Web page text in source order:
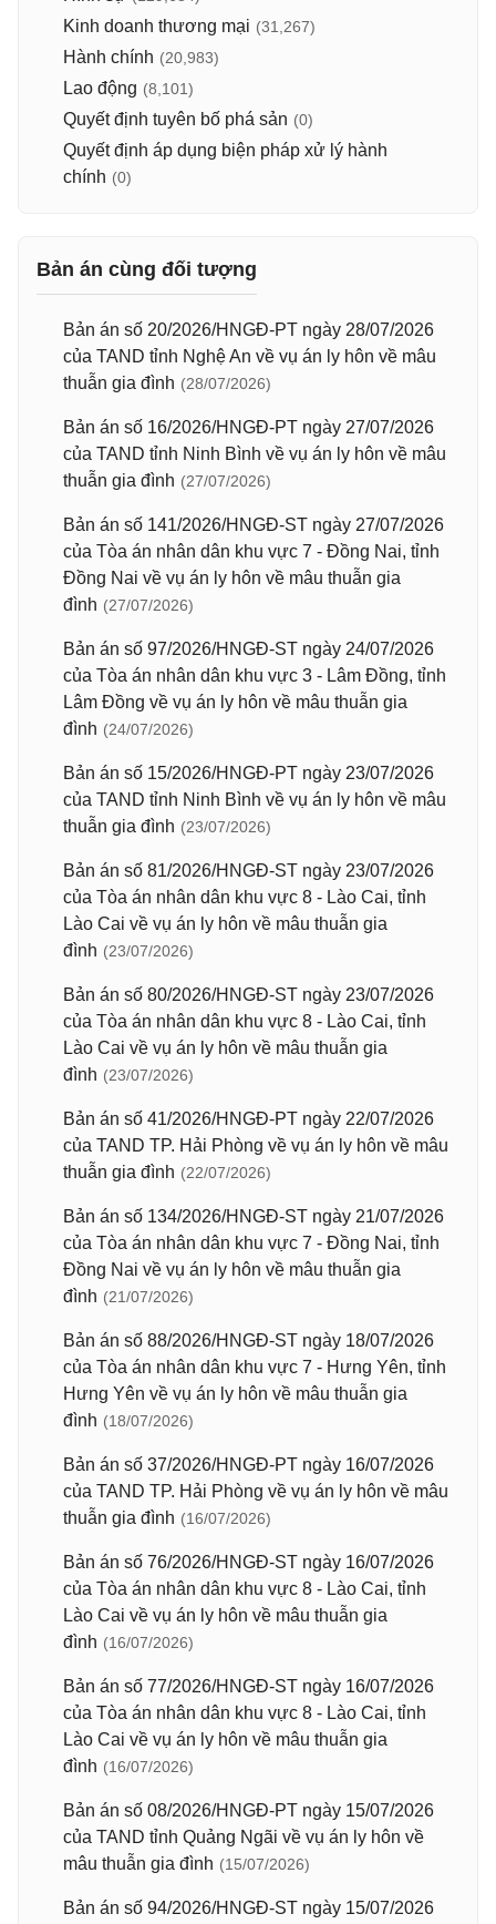
Kinh doanh thương mại (31,267)
Hành chính (20,983)
Lao động (8,101)
Quyết định tuyên bố phá sản (0)
Quyết định áp dụng biện pháp xử lý hành
chính (0)
Bản án cùng đối tượng
Bản án số 20/2026/HNGĐ-PT ngày 28/07/2026
của TAND tỉnh Nghệ An về vụ án ly hôn về mâu
thuẫn gia đình (28/07/2026)
Bản án số 16/2026/HNGĐ-PT ngày 27/07/2026
của TAND tỉnh Ninh Bình về vụ án ly hôn về mâu
thuẫn gia đình (27/07/2026)
Bản án số 141/2026/HNGĐ-ST ngày 27/07/2026
của Tòa án nhân dân khu vực 7 - Đồng Nai, tỉnh
Đồng Nai về vụ án ly hôn về mâu thuẫn gia
đình (27/07/2026)
Bản án số 97/2026/HNGĐ-ST ngày 24/07/2026
của Tòa án nhân dân khu vực 3 - Lâm Đồng, tỉnh
Lâm Đồng về vụ án ly hôn về mâu thuẫn gia
đình (24/07/2026)
Bản án số 15/2026/HNGĐ-PT ngày 23/07/2026
của TAND tỉnh Ninh Bình về vụ án ly hôn về mâu
thuẫn gia đình (23/07/2026)
Bản án số 81/2026/HNGĐ-ST ngày 23/07/2026
của Tòa án nhân dân khu vực 8 - Lào Cai, tỉnh
Lào Cai về vụ án ly hôn về mâu thuẫn gia
đình (23/07/2026)
Bản án số 80/2026/HNGĐ-ST ngày 23/07/2026
của Tòa án nhân dân khu vực 8 - Lào Cai, tỉnh
Lào Cai về vụ án ly hôn về mâu thuẫn gia
đình (23/07/2026)
Bản án số 41/2026/HNGĐ-PT ngày 22/07/2026
của TAND TP. Hải Phòng về vụ án ly hôn về mâu
thuẫn gia đình (22/07/2026)
Bản án số 134/2026/HNGĐ-ST ngày 21/07/2026
của Tòa án nhân dân khu vực 7 - Đồng Nai, tỉnh
Đồng Nai về vụ án ly hôn về mâu thuẫn gia
đình (21/07/2026)
Bản án số 88/2026/HNGĐ-ST ngày 18/07/2026
của Tòa án nhân dân khu vực 7 - Hưng Yên, tỉnh
Hưng Yên về vụ án ly hôn về mâu thuẫn gia
đình (18/07/2026)
Bản án số 37/2026/HNGĐ-PT ngày 16/07/2026
của TAND TP. Hải Phòng về vụ án ly hôn về mâu
thuẫn gia đình (16/07/2026)
Bản án số 76/2026/HNGĐ-ST ngày 16/07/2026
của Tòa án nhân dân khu vực 8 - Lào Cai, tỉnh
Lào Cai về vụ án ly hôn về mâu thuẫn gia
đình (16/07/2026)
Bản án số 77/2026/HNGĐ-ST ngày 16/07/2026
của Tòa án nhân dân khu vực 8 - Lào Cai, tỉnh
Lào Cai về vụ án ly hôn về mâu thuẫn gia
đình (16/07/2026)
Bản án số 08/2026/HNGĐ-PT ngày 15/07/2026
của TAND tỉnh Quảng Ngãi về vụ án ly hôn về
mâu thuẫn gia đình (15/07/2026)
Bản án số 94/2026/HNGĐ-ST ngày 15/07/2026